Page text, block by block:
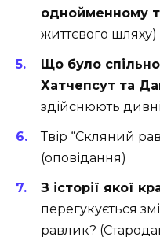
однойменному
життєвого шляху)
Що було
Хатчепсут та
здійснюють
Твір “Скляний
(оповідання)
З історії якої
перегукується
равлик?